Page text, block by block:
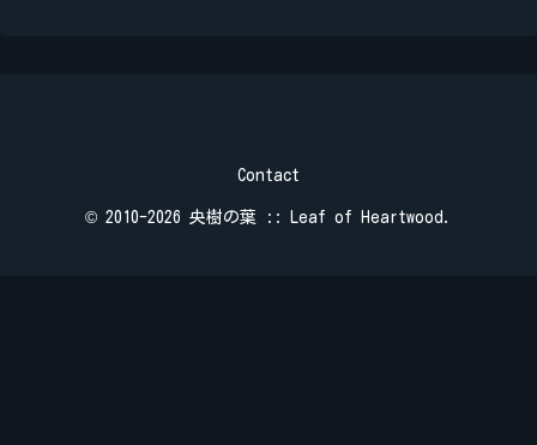
Contact
© 2010-2026 央樹の葉 :: Leaf of Heartwood.